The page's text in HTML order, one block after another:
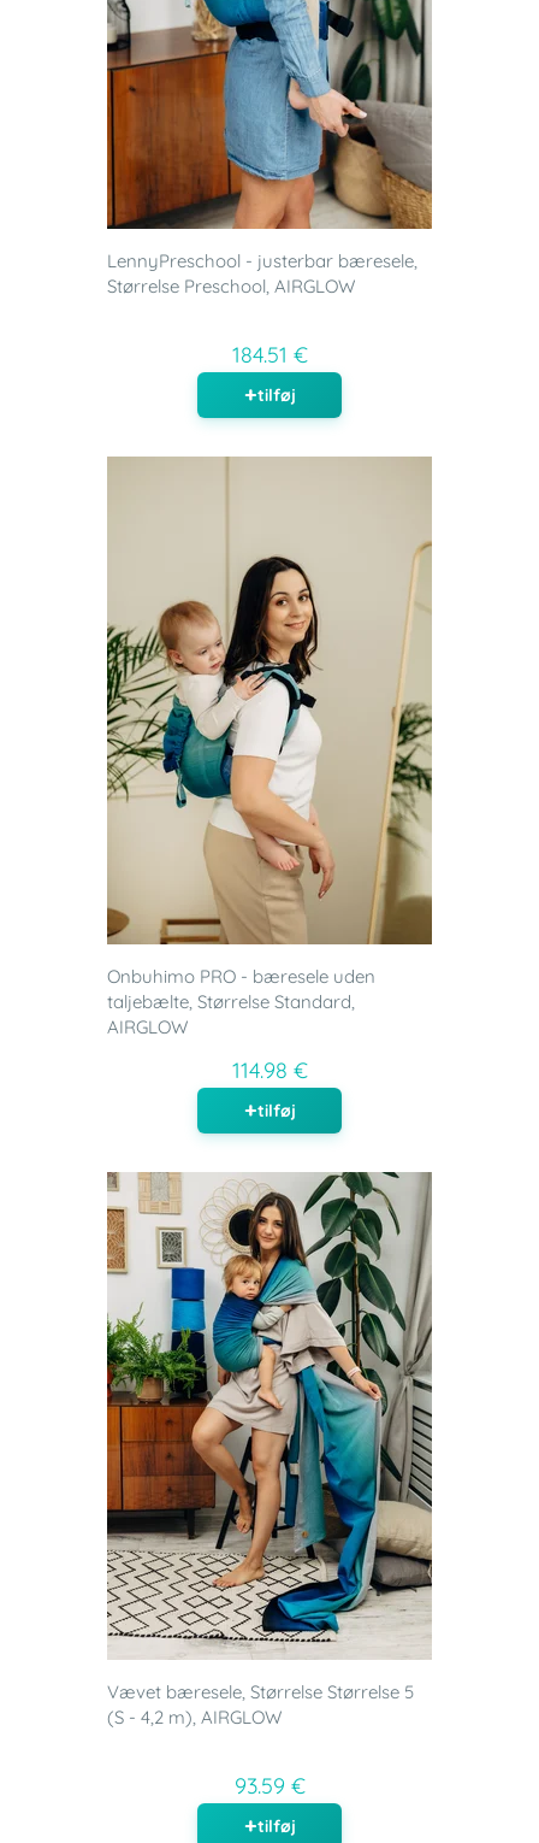
LennyPreschool - justerbar bæresele,
Størrelse Preschool, AIRGLOW
184.51 €
tilføj
Onbuhimo PRO - bæresele uden
taljebælte, Størrelse Standard,
AIRGLOW
114.98 €
tilføj
Vævet bæresele, Størrelse Størrelse 5
(S - 4,2 m), AIRGLOW
93.59 €
tilføj